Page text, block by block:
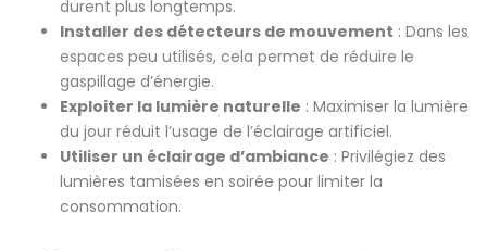
durent plus longtemps.
Installer des détecteurs de mouvement : Dans les
espaces peu utilisés, cela permet de réduire le
gaspillage d’énergie.
Exploiter la lumière naturelle : Maximiser la lumière
du jour réduit l’usage de l’éclairage artificiel.
Utiliser un éclairage d’ambiance : Privilégiez des
lumières tamisées en soirée pour limiter la
consommation.